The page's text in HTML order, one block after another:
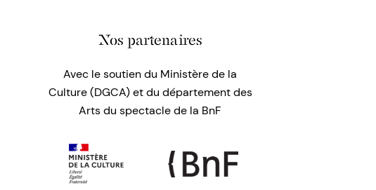
Nos partenaires
Avec le soutien du Ministère de la
Culture (DGCA) et du département des
Arts du spectacle de la BnF